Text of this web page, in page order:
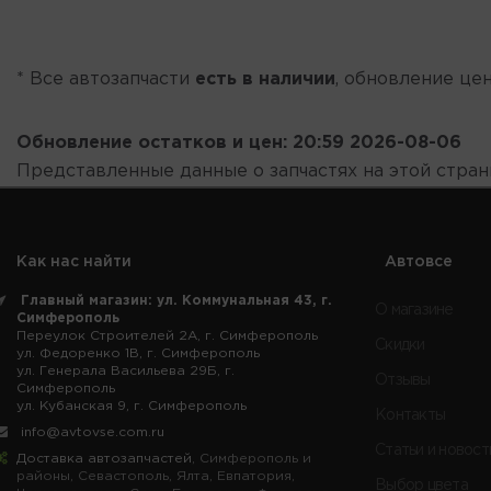
* Все автозапчасти есть в наличии, обновление
Обновление остатков и цен: 20:59 2026-08-06
Представленные данные о запчастях на этой
Как нас найти
Главный магазин: ул. Коммунальная 43, г.
Симферополь
Переулок Строителей 2А, г. Симферополь
ул. Федоренко 1В, г. Симферополь
ул. Генерала Васильева 29Б, г.
Симферополь
ул. Кубанская 9, г. Симферополь
info@avtovse.com.ru
Доставка автозапчастей , Симферополь и
районы, Севастополь, Ялта, Евпатория,
Автовсе